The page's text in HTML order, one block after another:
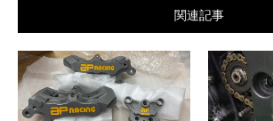
関連記事